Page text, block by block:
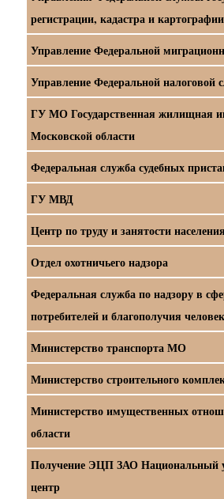
регистрации, кадастра и
Управление Федеральной
Управление Федеральной
ГУ МО Государственная жилищная
Московской области
Федеральная служба судебных
ГУ МВД
Центр по труду и занятости
Отдел охотничьего надзора
Федеральная служба по надзору в
потребителей и благополучия
Министерство транспорта МО
Министерство строительного
Министерство имущественных
области
Получение ЭЦП ЗАО Национальный
центр